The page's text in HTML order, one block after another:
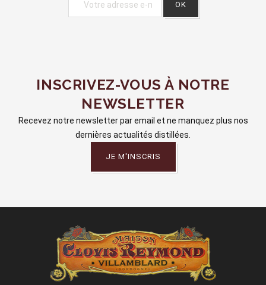
INSCRIVEZ-VOUS À NOTRE
NEWSLETTER
Recevez notre newsletter par email et ne manquez plus nos
dernières actualités distillées.
JE M'INSCRIS